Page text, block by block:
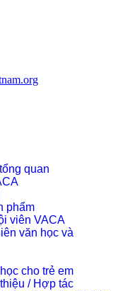
quan
phẩm
viên VACA
văn học và
cho trẻ em
/ Hợp tác